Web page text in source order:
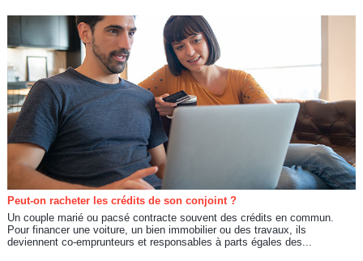
Peut-on racheter les crédits de son conjoint ?
Un couple marié ou pacsé contracte souvent des crédits en commun.
Pour financer une voiture, un bien immobilier ou des travaux, ils
deviennent co-emprunteurs et responsables à parts égales des...